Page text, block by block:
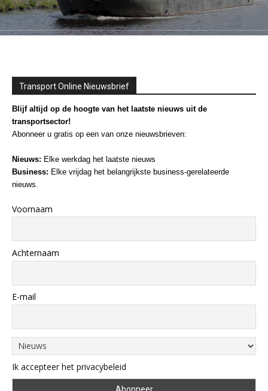
Transport Online Nieuwsbrief
Blijf altijd op de hoogte van het laatste nieuws uit de
transportsector!
Abonneer u gratis op een van onze nieuwsbrieven:
Nieuws: Elke werkdag het laatste nieuws
Business: Elke vrijdag het belangrijkste business-gerelateerde
nieuws.
Voornaam
Achternaam
E-mail
Ik accepteer het privacybeleid